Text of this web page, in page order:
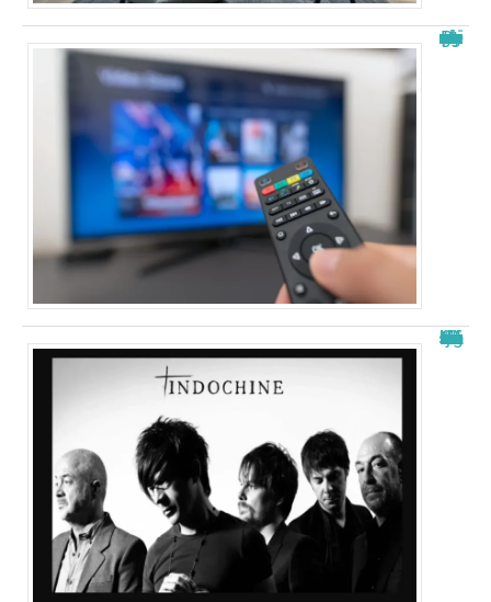
Papystreaming nouveau nom : tout savoir sur le changement
La signification de “j’ai demandé à la lune” d’indochine